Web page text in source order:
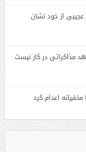
از خود نشان
مذاکراتی در کار نیست
اعدام کرد